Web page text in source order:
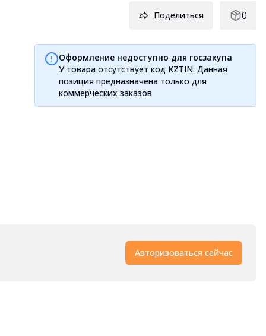
Поделиться 0
Оформление недоступно для госзакупа
У товара отсутствует код KZTIN. Данная
позиция предназначена только для
коммерческих заказов
Авторизоваться сейчас